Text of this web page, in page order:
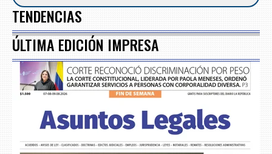
TENDENCIAS
ÚLTIMA EDICIÓN IMPRESA